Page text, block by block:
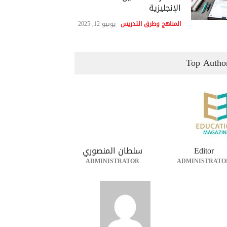
الإنجليزية
المناهج وطرق التدريس يونيو 12, 2025
Top
Editor سلطان المنصوري
ADMINISTRATOR